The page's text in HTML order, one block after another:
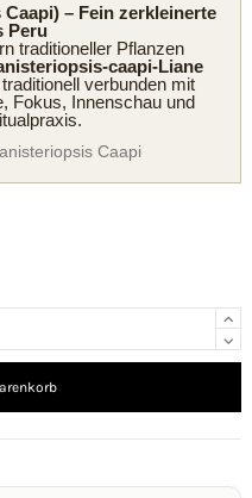
– Fein zerkleinerte
Peru
traditioneller Pflanzen
caapi-Liane
verbunden mit
Fokus, Innenschau und
Caapi